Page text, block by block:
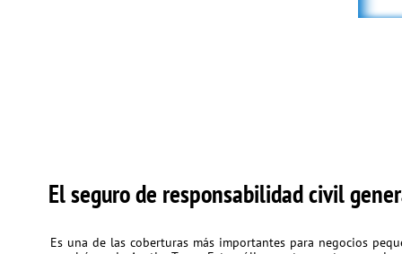
El seguro de responsabilidad civil
Es una de las coberturas más importantes para negocios